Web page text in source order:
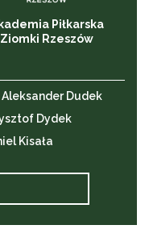
Piłkarska
Ziomki Rzeszów
Aleksander Dudek
Dydek
Kisała